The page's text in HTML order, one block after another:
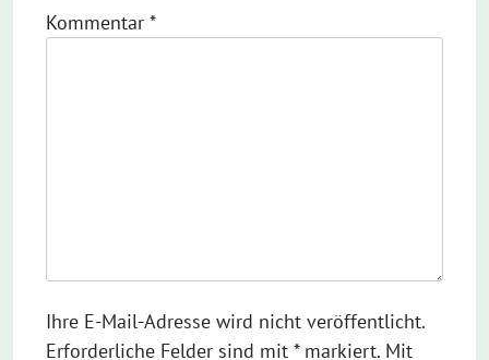
Kommentar *
Ihre E-Mail-Adresse wird nicht veröffentlicht.
Erforderliche Felder sind mit * markiert. Mit